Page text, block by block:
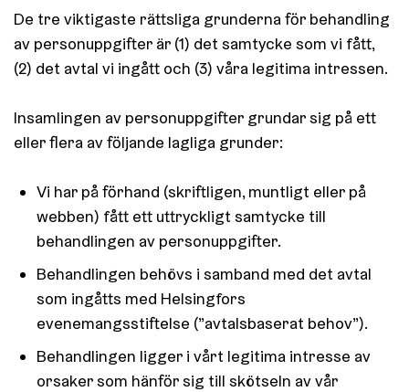
De tre viktigaste rättsliga grunderna för behandling
av personuppgifter är (1) det samtycke som vi fått,
(2) det avtal vi ingått och (3) våra legitima intressen.
Insamlingen av personuppgifter grundar sig på ett
eller flera av följande lagliga grunder:
Vi har på förhand (skriftligen, muntligt eller på
webben) fått ett uttryckligt samtycke till
behandlingen av personuppgifter.
Behandlingen behövs i samband med det avtal
som ingåtts med Helsingfors
evenemangsstiftelse (”avtalsbaserat behov”).
Behandlingen ligger i vårt legitima intresse av
orsaker som hänför sig till skötseln av vår